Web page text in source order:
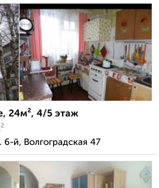
24м², 4/5 этаж
й, Волгоградская 47